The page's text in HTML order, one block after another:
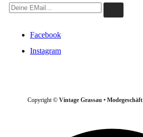
Facebook
Instagram
Copyright © Vintage Grassau • Modegeschäft